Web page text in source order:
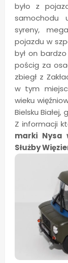
było z
samochodu
syreny,
pojazdu w
był on
pościg za
zbiegł z
w tym
wieku
Bielsku
Z informacji
marki Nysa
Służby